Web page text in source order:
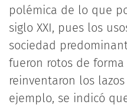
polémica de lo que
siglo XXI, pues los
sociedad
fueron rotos de
reinventaron los
ejemplo, se indicó